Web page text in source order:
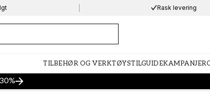
Rask levering
TILBEHØR OG VERKTØYSTILGUIDEKAMPANJER